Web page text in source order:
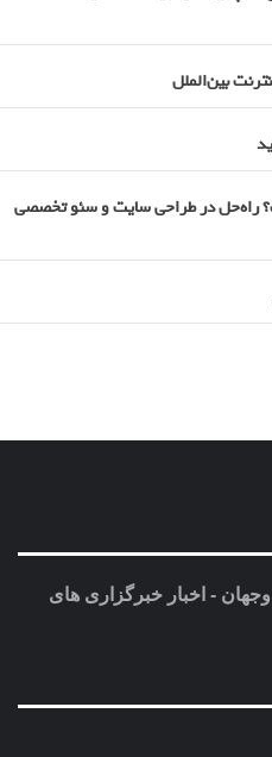
بین‌الملل
راه‌حل در طراحی سایت و سئو تخصصی
- اخبار خبرگزاری های